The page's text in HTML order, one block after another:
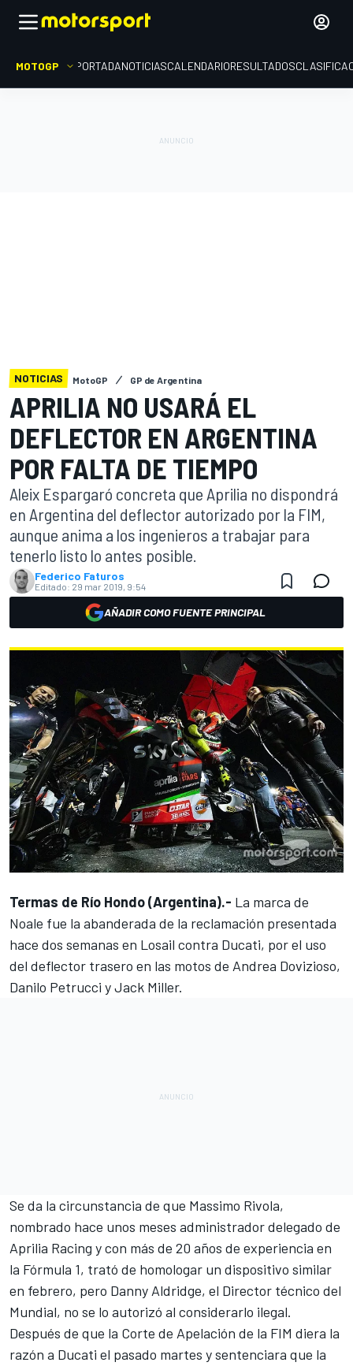
MOTOGP PORTADANOTICIASCALENDARIORESULTADOS
NOTICIAS MotoGP GP de Argentina
APRILIA NO USARÁ EL
DEFLECTOR EN ARGENTINA
POR FALTA DE TIEMPO
Aleix Espargaró concreta que Aprilia no dispondrá
en Argentina del deflector autorizado por la FIM,
aunque anima a los ingenieros a trabajar para
tenerlo listo lo antes posible.
Federico Faturos
Editado: 29 mar 2019, 9:54
AÑADIR COMO FUENTE PRINCIPAL
Termas de Río Hondo (Argentina).- La marca de
Noale fue la abanderada de la reclamación presentada
hace dos semanas en Losail contra Ducati, por el uso
del deflector trasero en las motos de Andrea Dovizioso,
Danilo Petrucci y Jack Miller.
Se da la circunstancia de que Massimo Rivola,
nombrado hace unos meses administrador delegado de
Aprilia Racing y con más de 20 años de experiencia en
la Fórmula 1, trató de homologar un dispositivo similar
en febrero, pero Danny Aldridge, el Director técnico del
Mundial, no se lo autorizó al considerarlo ilegal.
Después de que la Corte de Apelación de la FIM diera la
razón a Ducati el pasado martes y sentenciara que la